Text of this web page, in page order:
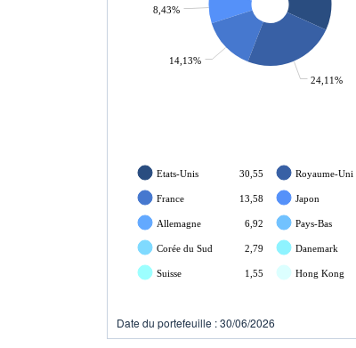
24,11%
14,13%
8,43%
Etats-Unis 30,55 Royaume-Uni
France 13,58 Japon
Allemagne 6,92 Pays-Bas
Corée du Sud 2,79 Danemark
Suisse 1,55 Hong Kong
Date du portefeuille : 30/06/2026